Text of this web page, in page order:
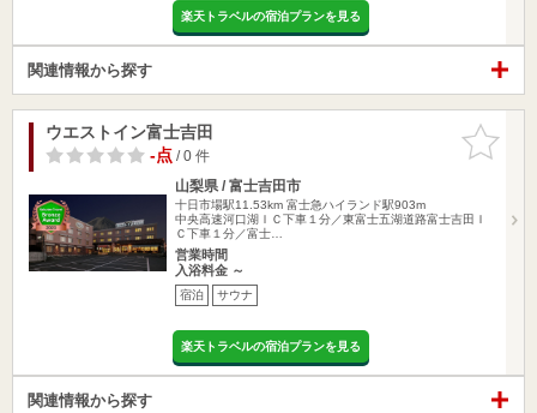
楽天トラベルの宿泊プランを見る
関連情報から探す
お気に入
りに追加
ウエストイン富士吉田
-点/ 0 件
山梨県 / 富士吉田市
十日市場駅11.53km 富士急ハイランド駅903m
中央高速河口湖ＩＣ下車１分／東富士五湖道路富士吉田Ｉ
Ｃ下車１分／富士…
営業時間
入浴料金 ～
宿泊 サウナ
楽天トラベルの宿泊プランを見る
関連情報から探す